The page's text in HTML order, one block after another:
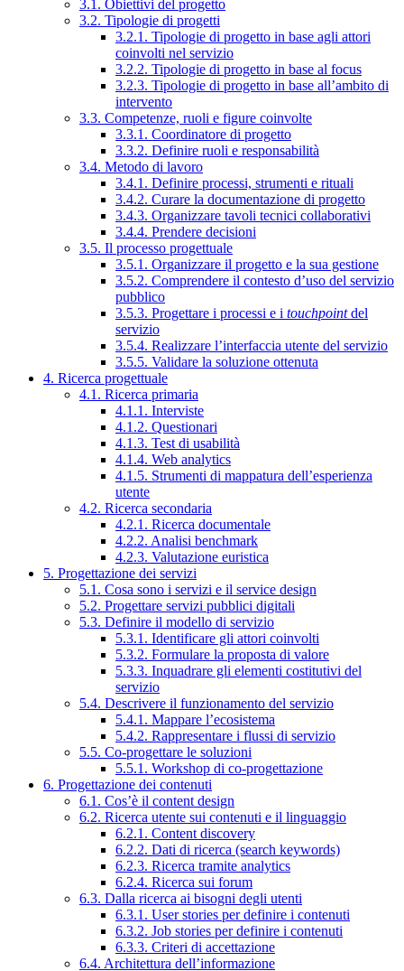
3.1. Obiettivi del progetto
3.2. Tipologie di progetti
3.2.1. Tipologie di progetto in base agli attori
coinvolti nel servizio
3.2.2. Tipologie di progetto in base al focus
3.2.3. Tipologie di progetto in base all’ambito di
intervento
3.3. Competenze, ruoli e figure coinvolte
3.3.1. Coordinatore di progetto
3.3.2. Definire ruoli e responsabilità
3.4. Metodo di lavoro
3.4.1. Definire processi, strumenti e rituali
3.4.2. Curare la documentazione di progetto
3.4.3. Organizzare tavoli tecnici collaborativi
3.4.4. Prendere decisioni
3.5. Il processo progettuale
3.5.1. Organizzare il progetto e la sua gestione
3.5.2. Comprendere il contesto d’uso del servizio
pubblico
3.5.3. Progettare i processi e i touchpointdel
servizio
3.5.4. Realizzare l’interfaccia utente del servizio
3.5.5. Validare la soluzione ottenuta
4. Ricerca progettuale
4.1. Ricerca primaria
4.1.1. Interviste
4.1.2. Questionari
4.1.3. Test di usabilità
4.1.4. Web analytics
4.1.5. Strumenti di mappatura dell’esperienza
utente
4.2. Ricerca secondaria
4.2.1. Ricerca documentale
4.2.2. Analisi benchmark
4.2.3. Valutazione euristica
5. Progettazione dei servizi
5.1. Cosa sono i servizi e il service design
5.2. Progettare servizi pubblici digitali
5.3. Definire il modello di servizio
5.3.1. Identificare gli attori coinvolti
5.3.2. Formulare la proposta di valore
5.3.3. Inquadrare gli elementi costitutivi del
servizio
5.4. Descrivere il funzionamento del servizio
5.4.1. Mappare l’ecosistema
5.4.2. Rappresentare i flussi di servizio
5.5. Co-progettare le soluzioni
5.5.1. Workshop di co-progettazione
6. Progettazione dei contenuti
6.1. Cos’è il content design
6.2. Ricerca utente sui contenuti e il linguaggio
6.2.1. Content discovery
6.2.2. Dati di ricerca (search keywords)
6.2.3. Ricerca tramite analytics
6.2.4. Ricerca sui forum
6.3. Dalla ricerca ai bisogni degli utenti
6.3.1. User stories per definire i contenuti
6.3.2. Job stories per definire i contenuti
6.3.3. Criteri di accettazione
6.4. Architettura dell’informazione